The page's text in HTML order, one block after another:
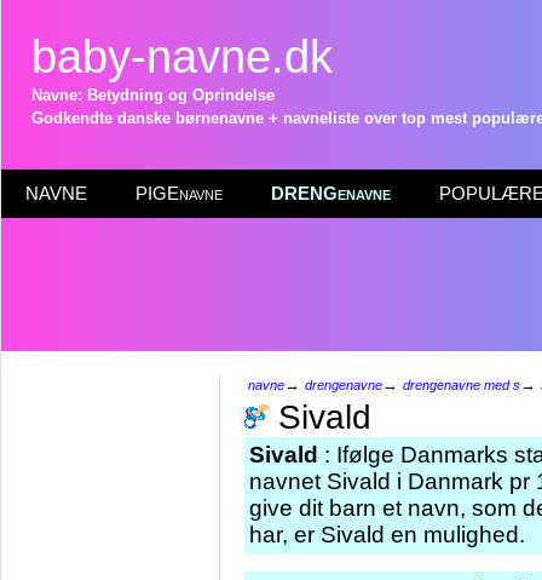
baby-navne.dk
Navne: Betydning og Oprindelse
Godkendte danske børnenavne + navneliste over top mest
NAVNE PIGEnavne DRENGenavne POPULÆRE
navne→ drengenavne→ drengenavne med s→
Sivald
Sivald : Ifølge Danmarks
navnet Sivald i Danmark
give dit barn et navn, som
har, er Sivald en mulighed.